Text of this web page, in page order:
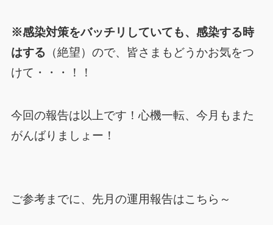
※感染対策をバッチリしていても、感染する時
はする （絶望）ので、 皆さまもどうかお気をつ
けて・・・！！
今回の報告は以上です！心機一転、今月もまた
がんばりましょー！
ご参考までに、先月の運用報告はこちら～